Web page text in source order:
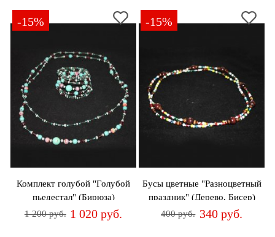
-15%
Комплект голубой "Голубой
пьедестал" (Бирюза)
1 200 руб. 1 020 руб.
-15%
Бусы цветные "Разноцветный
праздник" (Дерево, Бисер)
400 руб. 340 руб.